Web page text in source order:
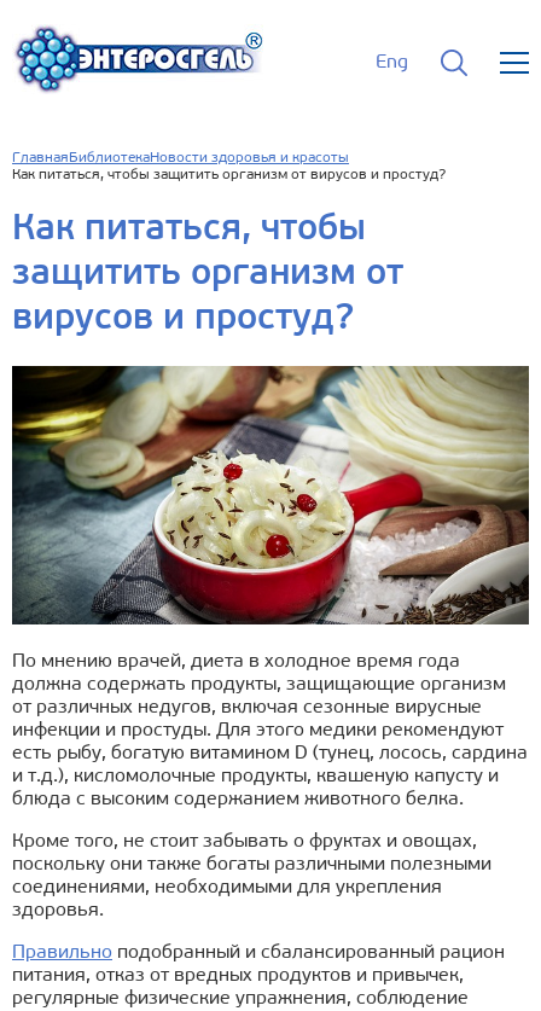
Eng
Главная БиблиотекаНовости здоровья и красоты
Как питаться, чтобы защитить организм от вирусов и простуд?
Как питаться, чтобы
защитить организм от
вирусов и простуд?
По мнению врачей, диета в холодное время года
должна содержать продукты, защищающие организм
от различных недугов, включая сезонные вирусные
инфекции и простуды. Для этого медики рекомендуют
есть рыбу, богатую витамином D (тунец, лосось, сардина
и т.д.), кисломолочные продукты, квашеную капусту и
блюда с высоким содержанием животного белка.
Кроме того, не стоит забывать о фруктах и овощах,
поскольку они также богаты различными полезными
соединениями, необходимыми для укрепления
здоровья.
Правильно подобранный и сбалансированный рацион
питания, отказ от вредных продуктов и привычек,
регулярные физические упражнения, соблюдение